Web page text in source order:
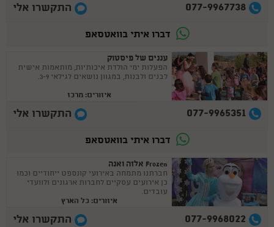
077-9967738 התקשרו אלי
דברו איתי בוואטסאפ
עננים של פיסטוק
הפעלות ימי הולדת איכותיות, מותאמות אישית
לבנים ולבנות, במגוון נושאים לגילאי 3-9.
איזורים: מרכז
077-9965351 התקשרו אלי
דברו איתי בוואטסאפ
Frozen אלזה ואנה
חברתנו מתמחה באירועי קונספט ייחודיים וכמו
כן אירועים עסקיים לחברות ארגונים ולוועדי
עובדים.
איזורים: כל הארץ
077-9968022 התקשרו אלי